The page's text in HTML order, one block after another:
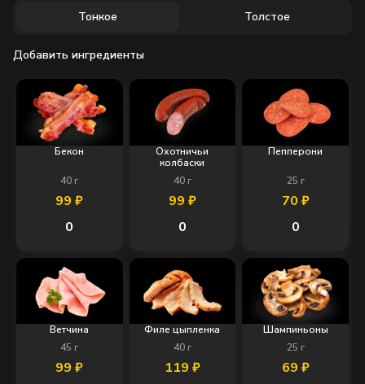
Тонкое Толстое
Добавить ингредиенты
Бекон
40 г
99₽
0
Охотничьи
колбаски
40г
99 ₽
0
Пепперони
25 г
70 ₽
0
Ветчина
45 г
99₽
Филе цыпленка
40г
119 ₽
Шампиньоны
25 г
69 ₽